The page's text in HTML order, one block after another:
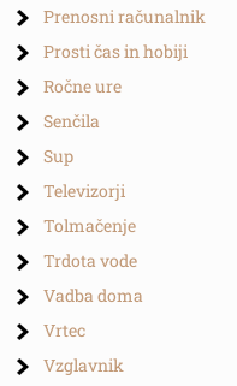
Prenosni računalnik
Prosti čas in hobiji
Ročne ure
Senčila
Sup
Televizorji
Tolmačenje
Trdota vode
Vadba doma
Vrtec
Vzglavnik